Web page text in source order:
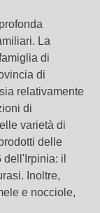
La
di
di
relativamente
di
varietà di
delle
il
Inoltre,
e nocciole,